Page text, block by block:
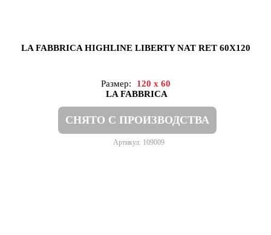
LA FABBRICA HIGHLINE LIBERTY NAT RET 60X120
Размер:
120 x 60
LA FABBRICA
СНЯТО С ПРОИЗВОДСТВА
Артикул: 109009